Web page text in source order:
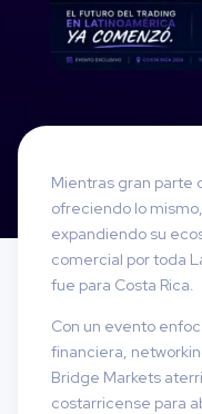
Mientras gran parte
ofreciendo lo
expandiendo su
comercial por toda
fue para Costa Rica.
Con un evento
financiera,
Bridge Markets
costarricense para